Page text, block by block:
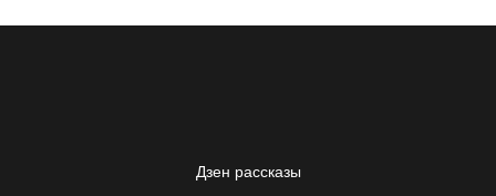
Дзен рассказы